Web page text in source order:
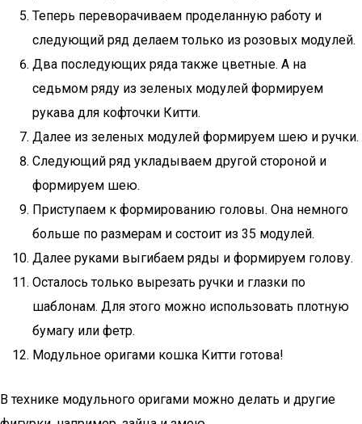
Теперь переворачиваем проделанную работу и
следующий ряд делаем только из розовых модулей.
Два последующих ряда также цветные. А на
седьмом ряду из зеленых модулей формируем
рукава для кофточки Китти.
Далее из зеленых модулей формируем шею и ручки.
Следующий ряд укладываем другой стороной и
формируем шею.
Приступаем к формированию головы. Она немного
больше по размерам и состоит из 35 модулей.
Далее руками выгибаем ряды и формируем голову.
Осталось только вырезать ручки и глазки по
шаблонам. Для этого можно использовать плотную
бумагу или фетр.
Модульное оригами кошка Китти готова!
В технике модульного оригами можно делать и другие